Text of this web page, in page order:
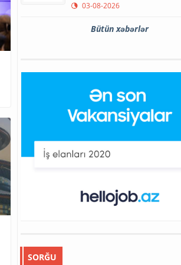
03-08-2026
Bütün xəbərlər
SORĞU